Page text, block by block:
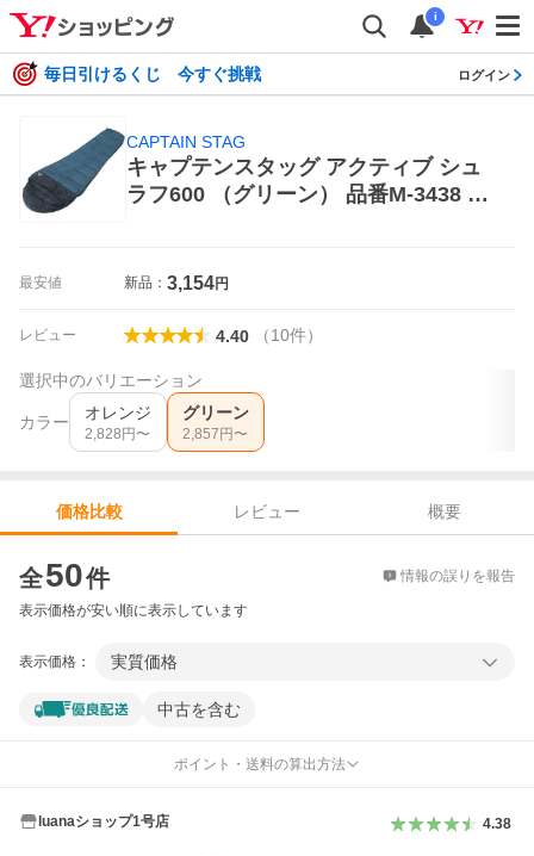
i
毎日引けるくじ 今すぐ挑戦 ログイン
CAPTAIN STAG
キャプテンスタッグ アクティブ シュ
ラフ600 （グリーン） 品番M-3438 ア
最安値 新品： 3,154円
レビュー 4.40 （10件）
選択中のバリエーション
カラー オレンジ
2,828 円〜
グリーン
2,857 円〜
価格比較 レビュー
概要
全50件 情報の誤りを報告
表示価格が安い順に表示しています
表示価格： 実質価格
中古を含む
ポイント・送料の算出方法
luanaショップ1号店 4.38